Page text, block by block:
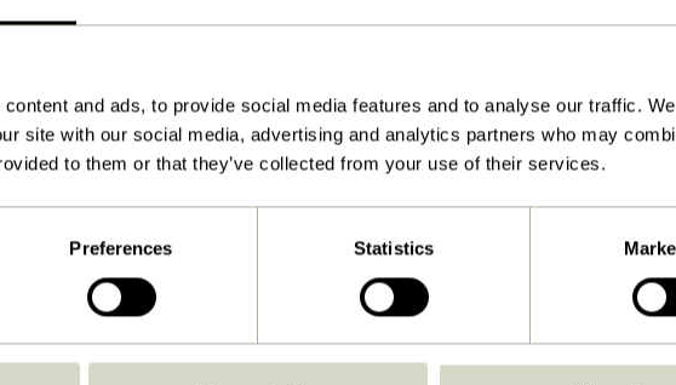
and ads, to provide social media features and to analyse our traffic.
site with our social media, advertising and analytics partners who may
to them or that they’ve collected from your use of their services.
Preferences Statistics
Anleitung ansehen